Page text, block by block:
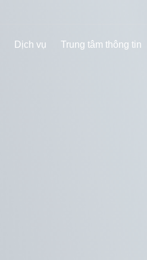
Dịch vụ Trung tâm thông tin